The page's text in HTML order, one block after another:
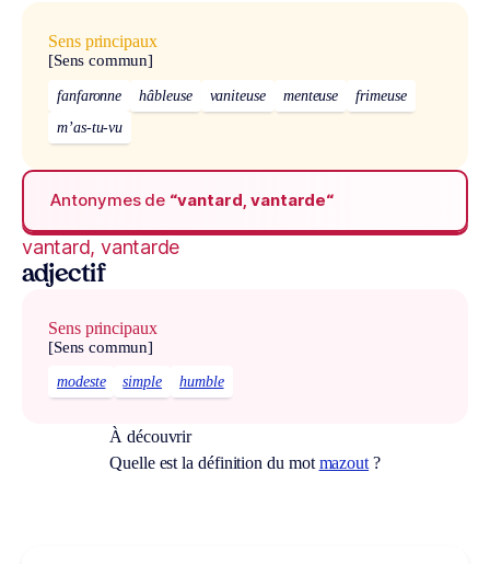
Sens principaux
[Sens commun]
fanfaronne hâbleuse vaniteuse menteuse
frimeuse
m’as-tu-vu
Antonymes de “vantard, vantarde“
vantard, vantarde
adjectif
Sens principaux
[Sens commun]
modeste simple humble
À découvrir
Quelle est la définition du mot mazout ?